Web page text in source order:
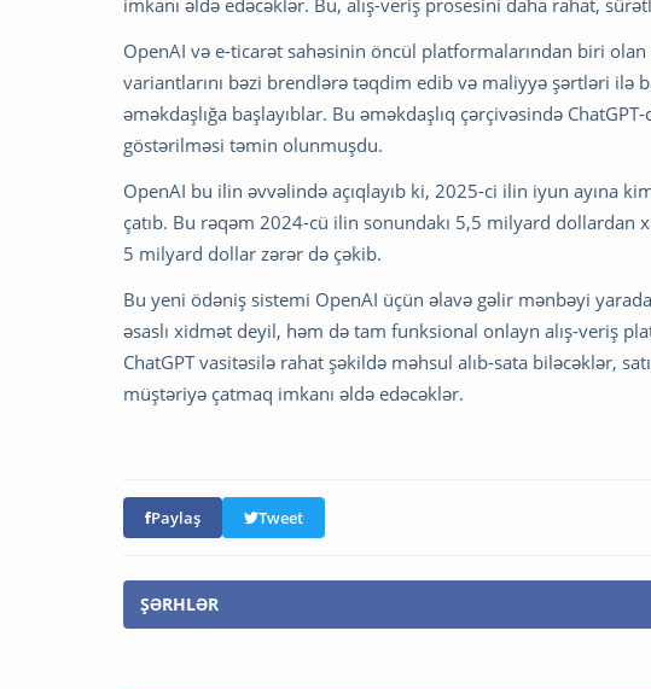
imkanı əldə edəcəklər. Bu, alış-veriş prosesini daha rahat,
OpenAI və e-ticarət sahəsinin öncül platformalarından biri
variantlarını bəzi brendlərə təqdim edib və maliyyə şərtləri ilə
əməkdaşlığa başlayıblar. Bu əməkdaşlıq çərçivəsində
göstərilməsi təmin olunmuşdu.
OpenAI bu ilin əvvəlində açıqlayıb ki, 2025-ci ilin iyun ayına
çatıb. Bu rəqəm 2024-cü ilin sonundakı 5,5 milyard
5 milyard dollar zərər də çəkib.
Bu yeni ödəniş sistemi OpenAI üçün əlavə gəlir mənbəyi
əsaslı xidmət deyil, həm də tam funksional onlayn alış-veriş
ChatGPT vasitəsilə rahat şəkildə məhsul alıb-sata biləcəklər,
müştəriyə çatmaq imkanı əldə edəcəklər.
Paylaş Tweet
ŞƏRHLƏR